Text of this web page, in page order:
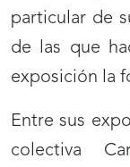
particular de
de las que
exposición la
Entre sus
colectiva